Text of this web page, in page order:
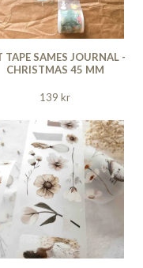
TAPE SAMES JOURNAL -
CHRISTMAS 45 MM
139 kr